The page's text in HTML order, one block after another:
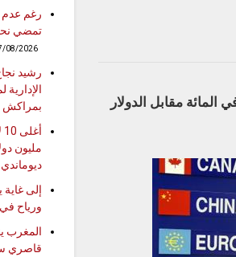
بنك المغرب بأن الدرهم انخفض بنسبة 0,90 في المائة مقابل الأورو وبنسبة 1,57 في المائة مقابل الدولار
رغم عدم
تمضي
08/2026
رشيد
الإدارية
بمراكش
مليون
ديوماندي
إلى غاية
ورياح
المغرب
قاصري